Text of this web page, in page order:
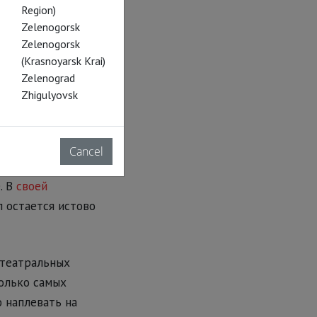
зиждется
В своей
истово
самых
на
Region)
Zelenogorsk
Zelenogorsk
(Krasnoyarsk Krai)
Zelenograd
Zhigulyovsk
Cancel